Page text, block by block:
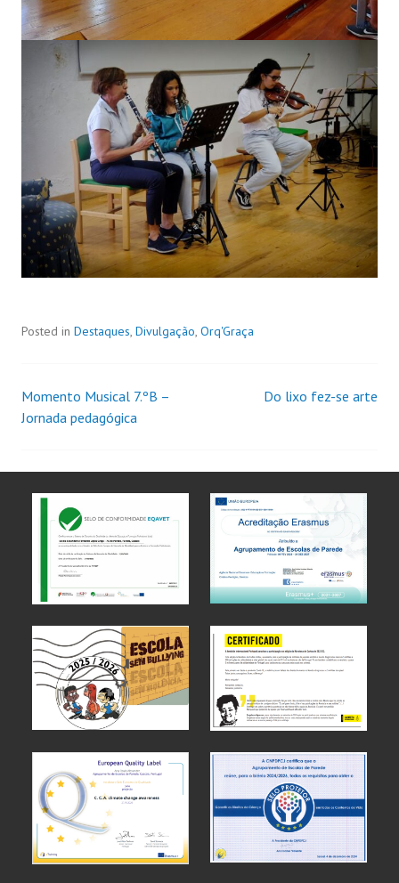
Posted in Destaques, Divulgação, Orq'Graça
Momento Musical 7.ºB –
Jornada pedagógica
Do lixo fez-se arte